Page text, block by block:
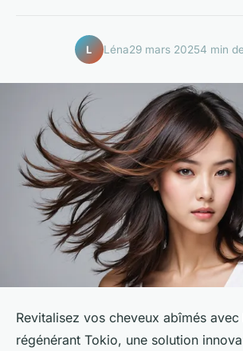
L Léna29 mars 20254 min
Revitalisez vos cheveux abîmés avec
régénérant Tokio, une solution